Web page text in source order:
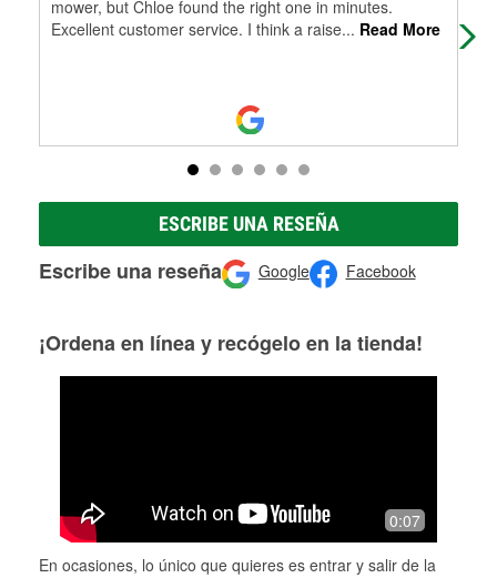
mower, but Chloe found the right one in minutes.
Excellent customer service. I think a raise... Read More
ESCRIBE UNA RESEÑA
Escribe una reseña Google Facebook
¡Ordena en línea y recógelo en la tienda!
0:07
En ocasiones, lo único que quieres es entrar y salir de la